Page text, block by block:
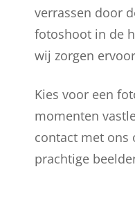
verrassen door
fotoshoot in de
wij zorgen
Kies voor een
momenten
contact met ons
prachtige